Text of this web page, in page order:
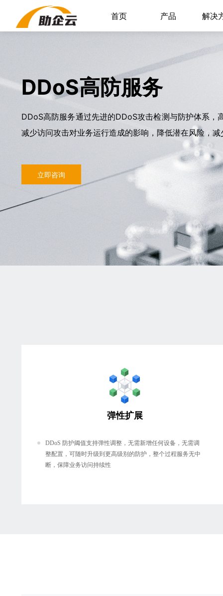
首页 产品 解决
DDoS高防服务
DDoS高防服务通过先进的DDoS攻击检测与防护体系，
减少访问攻击对业务运行造成的影响，降低潜在风险，
立即咨询
弹性扩展
DDoS 防护阈值支持弹性调整，无需新增任何设备，无需调
整配置，可随时升级到更高级别的防护，整个过程服务无中
断，保障业务访问持续性